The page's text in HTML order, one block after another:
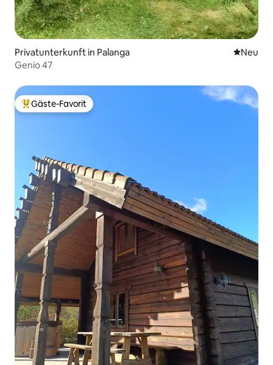
Privatunterkunft in Palanga Neue
Neu
Genio 47
Beliebter Gäste-Favorit.
Gäste-Favorit